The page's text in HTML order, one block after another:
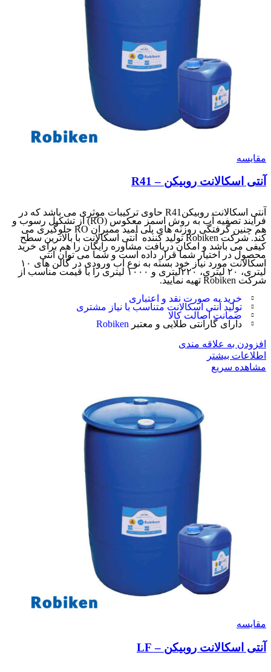
مقایسه
آنتی اسکالانت روبیکن – R41
آنتی اسکالانت روبیکنR41 حاوی ترکیبات موثری می باشد که در
فرایند تصفیه آب به روش اسمز معکوس (RO) از تشکیل رسوب و
هم چنین گرفتگی روزنه های پلی آمید ممبران RO جلوگیری می
کند. شرکت Robiken تولید کننده آنتی اسکالانت با بالاترین سطح
کیفی می باشد و امکان دریافت مشاوره رایگان را هم برای خرید
محصول در اختیار شما قرار داده است و شما می توان آنتی
اسکالانت مورد نیاز خود بسته به نوع آب ورودی در گالن های ۱۰
لیتری، ۲۰ لیتری، ۲۲۰لیتری و ۱۰۰۰ لیتری را با قیمت مناسب از
شرکت Robiken تهیه نمایید.
خرید به صورت نقد و اعتباری
تولید آنتی اسکالانت متناسب با نیاز مشتری
ضمانت اصالت کالا
دارای گارانتی طلایی و معتبر
افزودن به علاقه مندی
اطلاعات بیشتر
مشاهده سریع
مقایسه
آنتی اسکالانت روبیکن – LF